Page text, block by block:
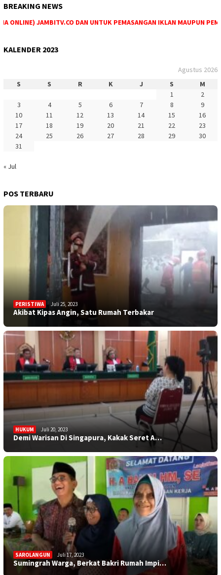
BREAKING NEWS
JAMBITV.CO DAN UNTUK PEMASANGAN IKLAN MAUPUN
KALENDER 2023
Agustus 2026
S
S R K J S
M
1
2
3
4 5 6 7 8
9
10
11 12 13 14 15
16
17
18 19 20 21 22
23
24
25 26 27 28 29
30
31
« Jul
POS TERBARU
PERISTIWA Juli 25, 2023
Akibat Kipas Angin, Satu Rumah Terbakar
HUKUM Juli 20, 2023
Demi Warisan Di Singapura, Kakak Seret A…
SAROLANGUN Juli 17, 2023
Sumingrah Warga, Berkat Bakri Rumah Impi…